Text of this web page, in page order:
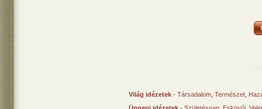
Világ idézetek - Társadalom Természet